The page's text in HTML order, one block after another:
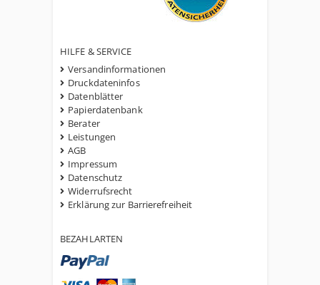
HILFE & SERVICE
Versandinformationen
Druckdateninfos
Datenblätter
Papierdatenbank
Berater
Leistungen
AGB
Impressum
Datenschutz
Widerrufsrecht
Erklärung zur Barrierefreiheit
BEZAHLARTEN